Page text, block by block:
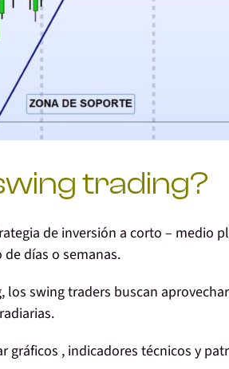
trading?
de inversión a corto – medio
días o semanas.
los swing traders buscan
gráficos , indicadores técnicos y